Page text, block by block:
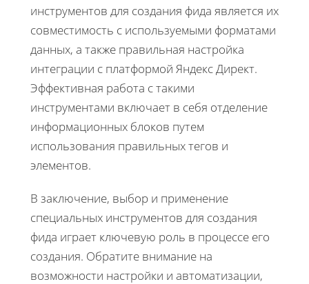
инструментов для создания фида является их
совместимость с используемыми форматами
данных, а также правильная настройка
интеграции с платформой Яндекс Директ.
Эффективная работа с такими
инструментами включает в себя отделение
информационных блоков путем
использования правильных тегов и
элементов.
В заключение, выбор и применение
специальных инструментов для создания
фида играет ключевую роль в процессе его
создания. Обратите внимание на
возможности настройки и автоматизации,